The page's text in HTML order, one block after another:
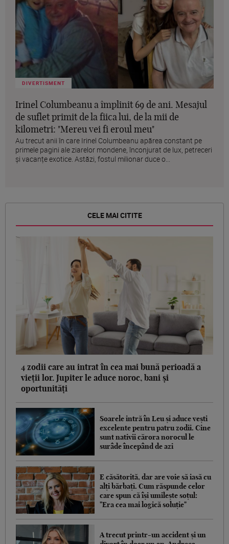
DIVERTISMENT
Irinel Columbeanu a împlinit 69 de ani. Mesajul
de suflet primit de la fiica lui, de la mii de
kilometri: "Mereu vei fi eroul meu"
Au trecut anii în care Irinel Columbeanu apărea constant pe
primele pagini ale ziarelor mondene, înconjurat de lux, petreceri
și vacanțe exotice. Astăzi, fostul milionar duce o...
CELE MAI CITITE
4 zodii care au intrat în cea mai bună perioadă a
vieții lor. Jupiter le aduce noroc, bani și
oportunități
Soarele intră în Leu și aduce vești
excelente pentru patru zodii. Cine
sunt nativii cărora norocul le
surâde începând de azi
E căsătorită, dar are voie să iasă cu
alți bărbați. Cum răspunde celor
care spun că își umilește soțul:
"Era cea mai logică soluție"
A trecut printr-un accident și un